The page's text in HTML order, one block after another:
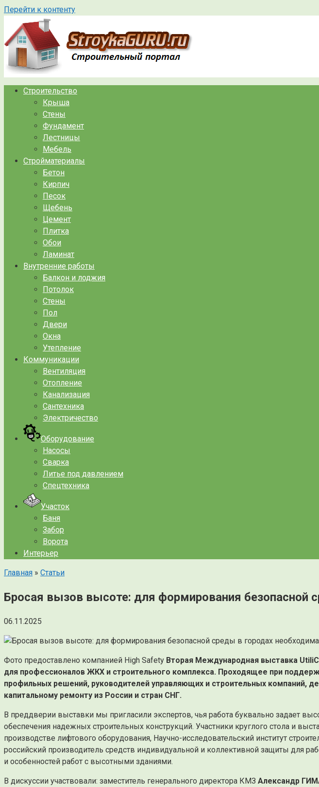
Перейти к контенту
Строительство
Крыша
Стены
Фундамент
Лестницы
Мебель
Стройматериалы
Бетон
Кирпич
Песок
Щебень
Цемент
Плитка
Обои
Ламинат
Внутренние работы
Балкон и лоджия
Потолок
Стены
Пол
Двери
Окна
Утепление
Коммуникации
Вентиляция
Отопление
Канализация
Сантехника
Электричество
Оборудование
Насосы
Сварка
Литье под давлением
Спецтехника
Участок
Баня
Забор
Ворота
Интерьер
Главная » Статьи
Бросая вызов высоте: для формирования безопасной
06.11.2025
Фото предоставлено компанией High Safety Вторая Международная выставка
для профессионалов ЖКХ и строительного комплекса. Проходящее при
профильных решений, руководителей управляющих и строительных компаний,
капитальному ремонту из России и стран СНГ.
В преддверии выставки мы пригласили экспертов, чья работа буквально задает
обеспечения надежных строительных конструкций. Участники круглого стола и
производстве лифтового оборудования, Научно-исследовательский институт
российский производитель средств индивидуальной и коллективной защиты для
и особенностей работ с высотными зданиями.
В дискуссии участвовали: заместитель генерального директора КМЗ Александр